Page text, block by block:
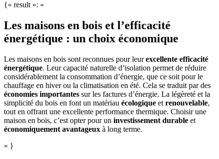
{« result »: «
Les maisons en bois et l’efficacité
énergétique : un choix économique
Les maisons en bois sont reconnues pour leurexcellente efficacité
énergétique. Leur capacité naturelle d’isolation permet de réduire
considérablement la consommation d’énergie, que ce soit pour le
chauffage en hiver ou la climatisation en été. Cela se traduit par des
économies importantes sur les factures d’énergie. La légèreté et la
simplicité du bois en font un matériau écologique et renouvelable,
tout en offrant une excellente performance thermique. Choisir une
maison en bois, c’est opter pour un investissement durable et
économiquement avantageux à long terme.
« }